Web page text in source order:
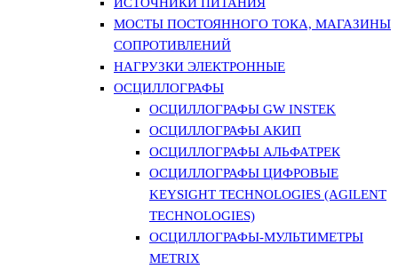
МОСТЫ ПОСТОЯННОГО ТОКА, МАГАЗИНЫ
СОПРОТИВЛЕНИЙ
НАГРУЗКИ ЭЛЕКТРОННЫЕ
ОСЦИЛЛОГРАФЫ
ОСЦИЛЛОГРАФЫ GW INSTEK
ОСЦИЛЛОГРАФЫ АКИП
ОСЦИЛЛОГРАФЫ АЛЬФАТРЕК
ОСЦИЛЛОГРАФЫ ЦИФРОВЫЕ
KEYSIGHT TECHNOLOGIES (AGILENT
TECHNOLOGIES)
ОСЦИЛЛОГРАФЫ-МУЛЬТИМЕТРЫ
METRIX